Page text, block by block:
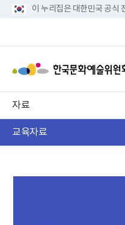
이 누리집은 대한민국 공식
자료
교육자료